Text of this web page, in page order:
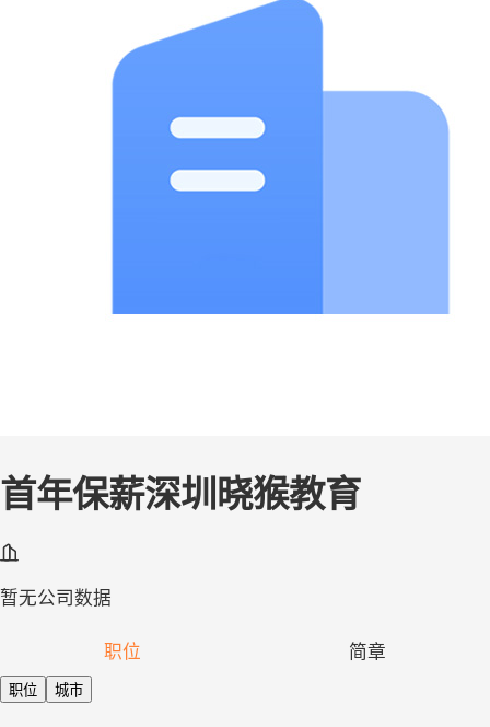
首年保薪深圳晓猴教育
暂无公司数据
职位 简章
职位 城市